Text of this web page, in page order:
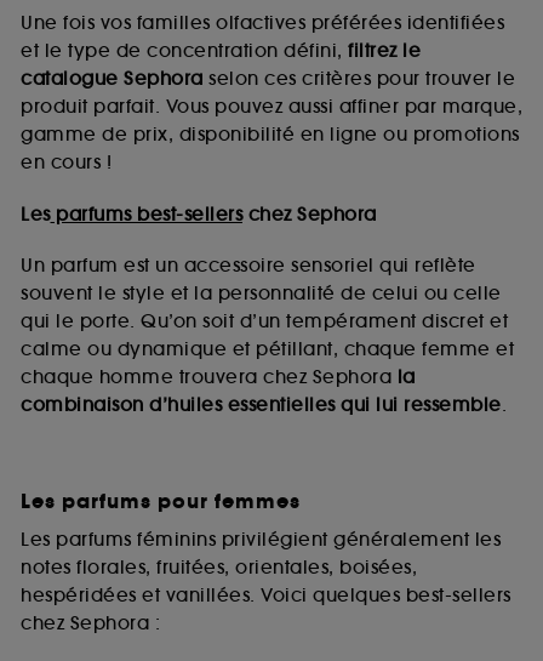
Une fois vos familles olfactives préférées identifiées
et le type de concentration défini, filtrez le
catalogue Sephora selon ces critères pour trouver le
produit parfait. Vous pouvez aussi affiner par marque,
gamme de prix, disponibilité en ligne ou promotions
en cours !
Lesparfums best-sellerschez Sephora
Un parfum est un accessoire sensoriel qui reflète
souvent le style et la personnalité de celui ou celle
qui le porte. Qu’on soit d’un tempérament discret et
calme ou dynamique et pétillant, chaque femme et
chaque homme trouvera chez Sephora la
combinaison d’huiles essentielles qui lui ressemble.
Les parfums pour femmes
Les parfums féminins privilégient généralement les
notes florales, fruitées, orientales, boisées,
hespéridées et vanillées. Voici quelques best-sellers
chez Sephora :